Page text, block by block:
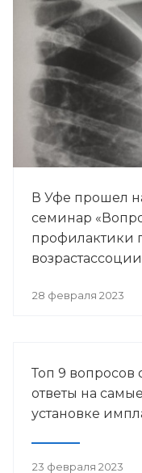
В Уфе прошел
семинар
профилактики
28 февраля 2023
Топ 9 вопросов
ответы на
установке
23 февраля 2023